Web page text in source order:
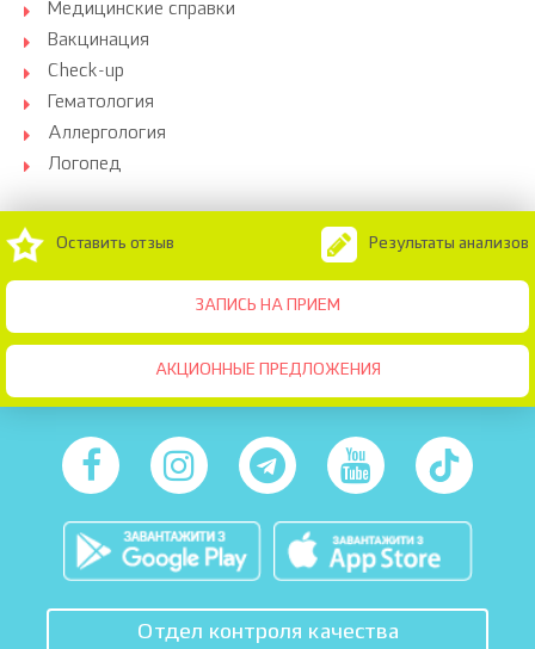
Медицинские справки
Вакцинация
Check-up
Гематология
Аллергология
Логопед
ЗАПИСЬ НА ПРИЕМ
Оставить отзыв Результаты анализов
АКЦИОННЫЕ ПРЕДЛОЖЕНИЯ
Отдел контроля качества